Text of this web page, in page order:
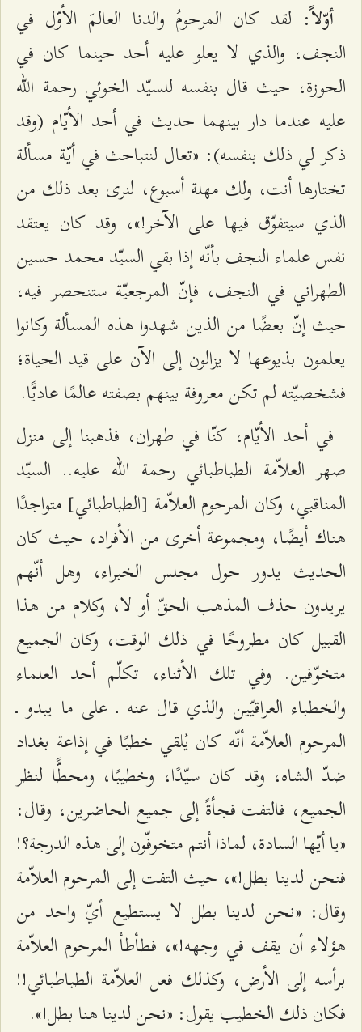
أوّلاً: لقد كان المرحومُ والدنا العالمَ الأوّل في
النجف، والذي لا يعلو عليه أحد حينما كان في
الحوزة، حيث قال بنفسه للسيّد الخوئي رحمة الله
عليه عندما دار بينهما حديث في أحد الأيّام (وقد
ذكر لي ذلك بنفسه): «تعال لنتباحث في أيّة مسألة
تختارها أنت، ولك مهلة أسبوع، لنرى بعد ذلك من
الذي سيتفوّق فيها على الآخر!»، وقد كان يعتقد
نفس علماء النجف بأنّه إذا بقي السيّد محمد حسين
الطهراني في النجف، فإنّ المرجعيّة ستنحصر فيه،
حيث إنّ بعضًا من الذين شهدوا هذه المسألة وكانوا
يعلمون بذيوعها لا يزالون إلى الآن على قيد الحياة؛
فشخصيّته لم تكن معروفة بينهم بصفته عالمًا عاديًّا.
في أحد الأيّام، كنّا في طهران، فذهبنا إلى منزل
صهر العلاّمة الطباطبائي رحمة الله عليه.. السيّد
المناقبي، وكان المرحوم العلاّمة [الطباطبائي] متواجدًا
هناك أيضًا، ومجموعة أخرى من الأفراد، حيث كان
الحديث يدور حول مجلس الخبراء، وهل أنّهم
يريدون حذف المذهب الحقّ أو لا، وكلام من هذا
القبيل كان مطروحًا في ذلك الوقت، وكان الجميع
متخوّفين. وفي تلك الأثناء، تكلّم أحد العلماء
والخطباء العراقيّين والذي قال عنه ـ على ما يبدو ـ
المرحوم العلاّمة أنّه كان يُلقي خطبًا في إذاعة بغداد
ضدّ الشاه، وقد كان سيّدًا، وخطيبًا، ومحطًّا لنظر
الجميع، فالتفت فجأةً إلى جميع الحاضرين، وقال:
«يا أيّها السادة، لماذا أنتم متخوفّون إلى هذه الدرجة؟!
فنحن لدينا بطل!»، حيث التفت إلى المرحوم العلاّمة
وقال: «نحن لدينا بطل لا يستطيع أيّ واحد من
هؤلاء أن يقف في وجهه!»، فطأطأ المرحوم العلاّمة
برأسه إلى الأرض، وكذلك فعل العلاّمة الطباطبائي!!
فكان ذلك الخطيب يقول: «نحن لدينا هنا بطل!».